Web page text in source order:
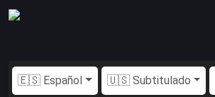
🇪🇸 Español 🇺🇸 Subtitulado